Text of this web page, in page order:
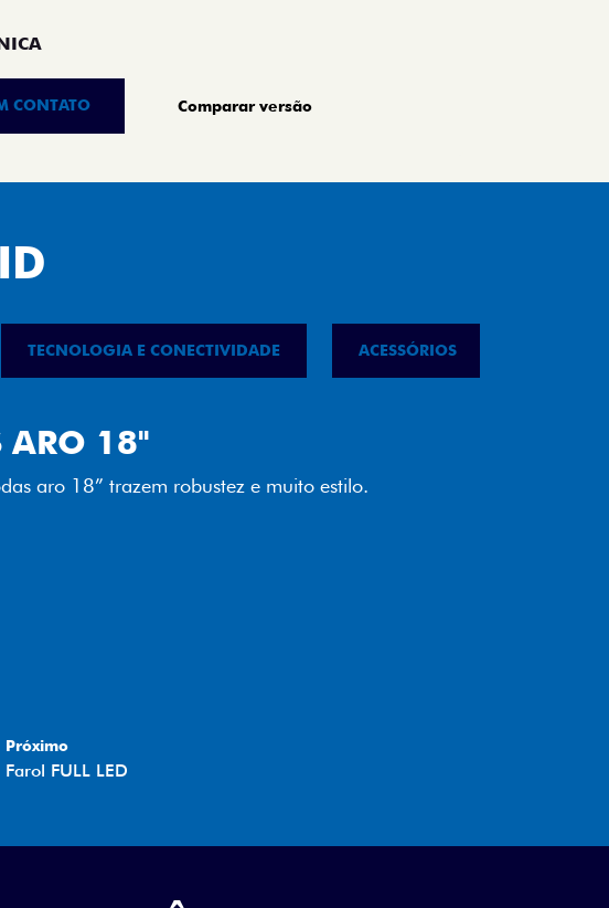
CONTATO Comparar versão
TECNOLOGIA E CONECTIVIDADE ACESSÓRIOS
LED
faróis totalmente em LED garante melhor
Rodas aro 18"